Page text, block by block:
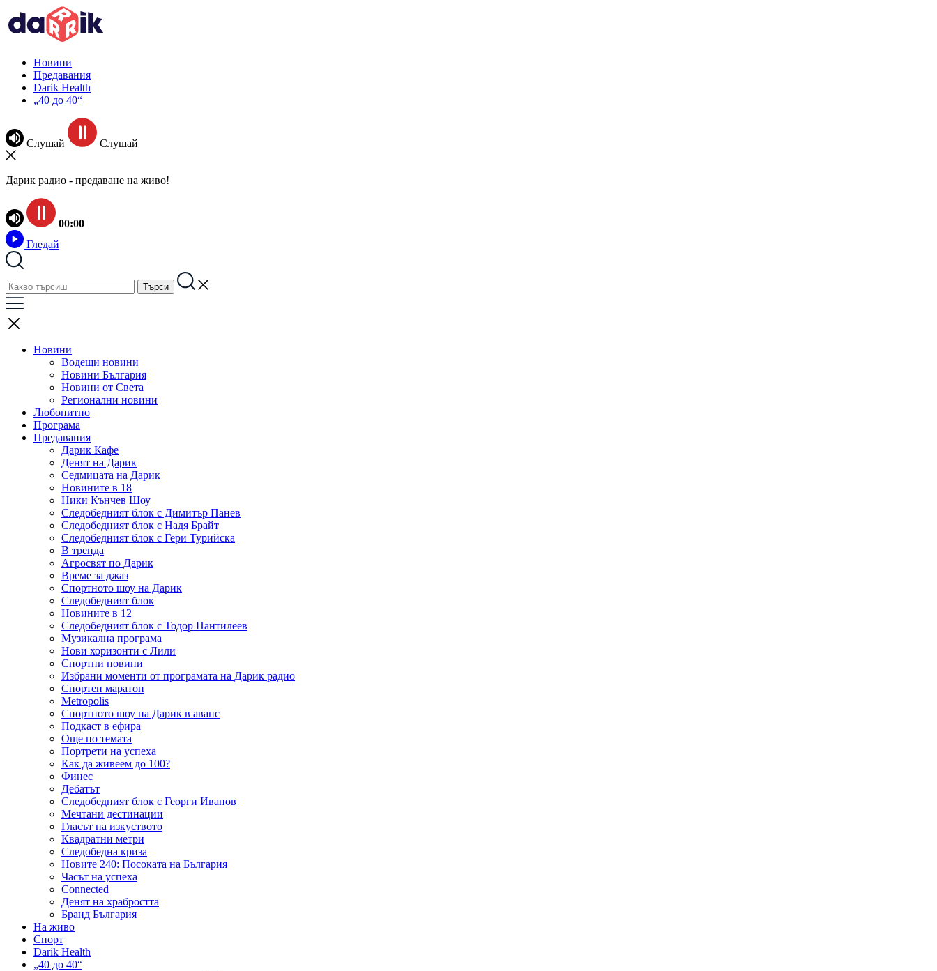
Новини
Предавания
Darik Health
„40 до 40“
Слушай Слушай
Дарик радио - предаване на живо!
00:00
Гледай
Новини
Водещи новини
Новини България
Новини от Света
Регионални новини
Любопитно
Програма
Предавания
Дарик Кафе
Денят на Дарик
Седмицата на Дарик
Новините в 18
Ники Кънчев Шоу
Следобедният блок с Димитър Панев
Следобедният блок с Надя Брайт
Следобедният блок с Гери Турийска
В тренда
Агросвят по Дарик
Време за джаз
Спортното шоу на Дарик
Следобедният блок
Новините в 12
Следобедният блок с Тодор Пантилеев
Музикална програма
Нови хоризонти с Лили
Спортни новини
Избрани моменти от програмата на Дарик радио
Спортен маратон
Metropolis
Спортното шоу на Дарик в аванс
Подкаст в ефира
Още по темата
Портрети на успеха
Как да живеем до 100?
Финес
Дебатът
Следобедният блок с Георги Иванов
Мечтани дестинации
Гласът на изкуството
Квадратни метри
Следобедна криза
Новите 240: Посоката на България
Часът на успеха
Connected
Денят на храбростта
Бранд България
На живо
Спорт
Darik Health
„40 до 40“